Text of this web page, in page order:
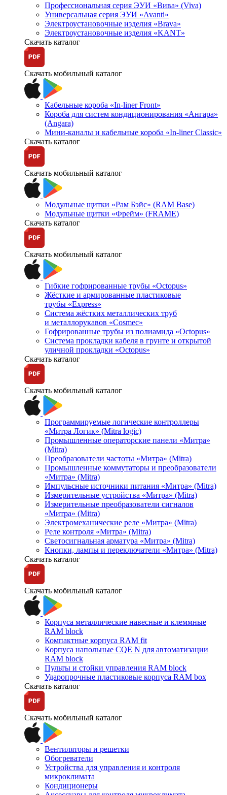
Профессиональная серия ЭУИ «Вива» (Viva)
Универсальная серия ЭУИ «Avanti»
Электроустановочные изделия «Brava»
Электроустановочные изделия «KANT»
Скачать каталог
Скачать мобильный каталог
Кабельные короба «In-liner Front»
Короба для систем кондиционирования «Ангара»
(Angara)
Мини-каналы и кабельные короба «In-liner Classic»
Скачать каталог
Скачать мобильный каталог
Модульные щитки «Рам Бэйс» (RAM Base)
Модульные щитки «Фрейм» (FRAME)
Скачать каталог
Скачать мобильный каталог
Гибкие гофрированные трубы «Octopus»
Жёсткие и армированные пластиковые
трубы «Express»
Система жёстких металлических труб
и металлорукавов «Cosmec»
Гофрированные трубы из полиамида «Octopus»
Система прокладки кабеля в грунте и открытой
уличной прокладки «Octopus»
Скачать каталог
Скачать мобильный каталог
Программируемые логические контроллеры
«Митра Логик» (Mitra logic)
Промышленные операторские панели «Митра»
(Mitra)
Преобразователи частоты «Митра» (Mitra)
Промышленные коммутаторы и преобразователи
«Митра» (Mitra)
Импульсные источники питания «Митра» (Mitra)
Измерительные устройства «Митра» (Mitra)
Измерительные преобразователи сигналов
«Митра» (Mitra)
Электромеханические реле «Митра» (Mitra)
Реле контроля «Митра» (Mitra)
Светосигнальная арматура «Митра» (Mitra)
Кнопки, лампы и переключатели «Митра» (Mitra)
Скачать каталог
Скачать мобильный каталог
Корпуса металлические навесные и клеммные
RAM block
Компактные корпуса RAM fit
Корпуса напольные CQE N для автоматизации
RAM block
Пульты и стойки управления RAM block
Ударопрочные пластиковые корпуса RAM box
Скачать каталог
Скачать мобильный каталог
Вентиляторы и решетки
Обогреватели
Устройства для управления и контроля
микроклимата
Кондиционеры